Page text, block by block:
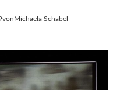
vonMichaela Schabel